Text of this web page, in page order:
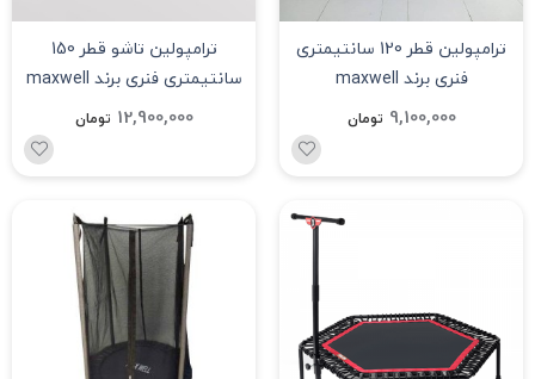
ترامپولین قطر 120 سانتیمتری
فنری برند maxwell
9,100,000 تومان
ترامپولین تاشو قطر 150
سانتیمتری فنری برند maxwell
12,900,000 تومان